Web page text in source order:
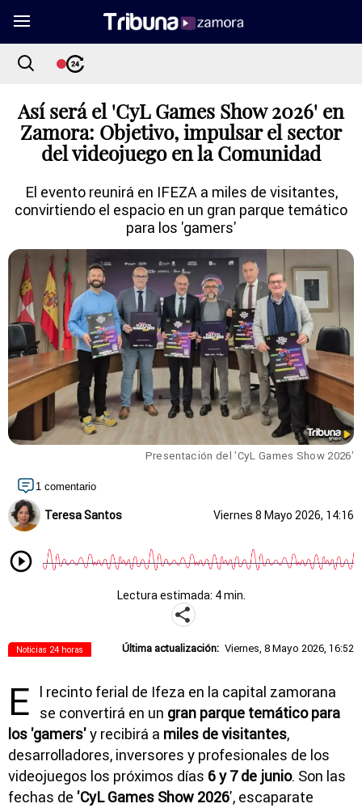
Así será el 'CyL Games Show 2026' en
Zamora: Objetivo, impulsar el sector
del videojuego en la Comunidad
El evento reunirá en IFEZA a miles de visitantes,
convirtiendo el espacio en un gran parque temático
para los 'gamers'
Presentación del 'CyL Games Show 2026'
1 comentario
Teresa Santos Viernes 8 Mayo 2026, 14:16
Lectura estimada: 4 min.
Noticias 24 horas Última actualización: Viernes, 8 Mayo 2026, 16:52
E
l recinto ferial de Ifeza en la capital zamorana
se convertirá en un gran parque temático para
los 'gamers'y recibirá a miles de visitantes,
desarrolladores, inversores y profesionales de los
videojuegos los próximos días 6 y 7 de junio. Son las
fechas de 'CyL Games Show 2026', escaparate